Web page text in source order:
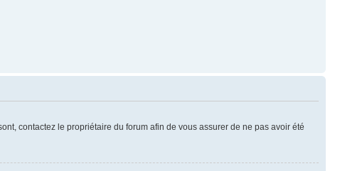
contactez le propriétaire du forum afin de vous assurer de ne pas avoir été